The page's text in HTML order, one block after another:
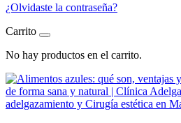
¿Olvidaste la contraseña?
Carrito
No hay productos en el carrito.